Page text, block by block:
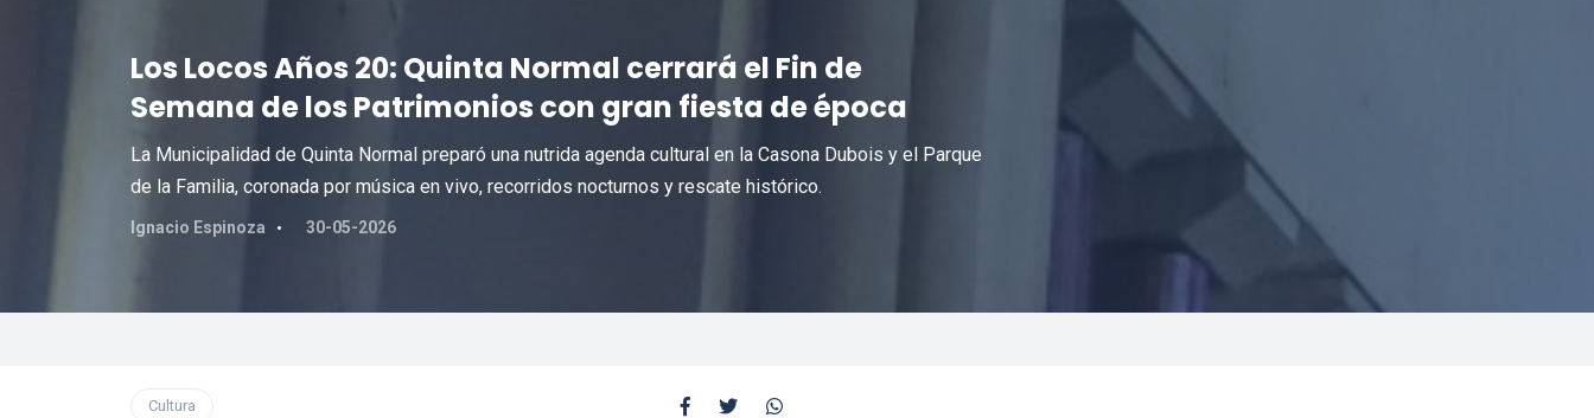
Los Locos Años 20: Quinta Normal cerrará el Fin de
Semana de los Patrimonios con gran fiesta de época
La Municipalidad de Quinta Normal preparó una nutrida agenda cultural en la Casona Dubois y el Parque
de la Familia, coronada por música en vivo, recorridos nocturnos y rescate histórico.
Ignacio Espinoza 30-05-2026
Cultura